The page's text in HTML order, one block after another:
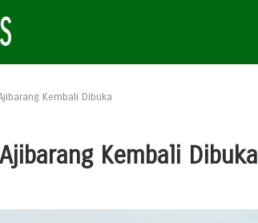
Kembali Dibuka
Kembali Dibuka